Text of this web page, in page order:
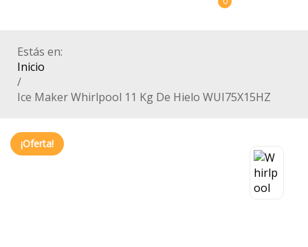
Estás en:
Inicio
/
Ice Maker Whirlpool 11 Kg De Hielo WUI75X15HZ
¡Oferta!